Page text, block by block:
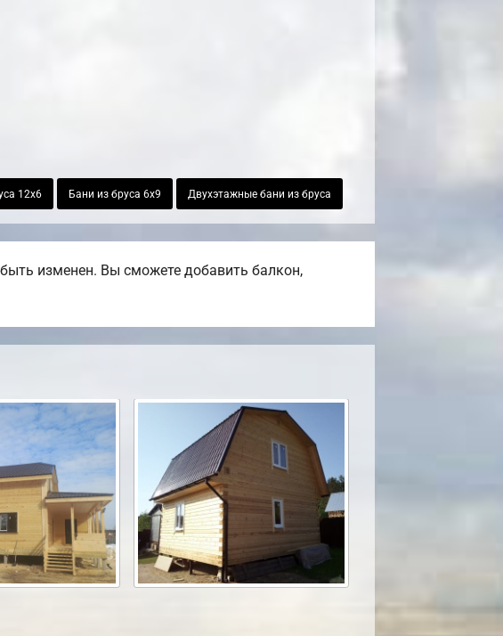
12х6 Бани из бруса 6х9 Двухэтажные бани из бруса
изменен. Вы сможете добавить балкон,